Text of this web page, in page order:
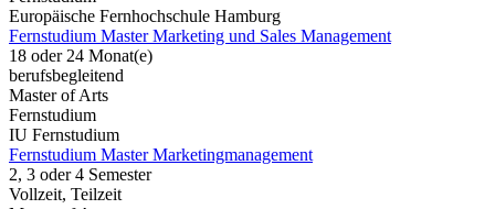
Europäische Fernhochschule Hamburg
Fernstudium Master Marketing und Sales Management
18 oder 24 Monat(e)
berufsbegleitend
Master of Arts
Fernstudium
IU Fernstudium
Fernstudium Master Marketingmanagement
2, 3 oder 4 Semester
Vollzeit, Teilzeit